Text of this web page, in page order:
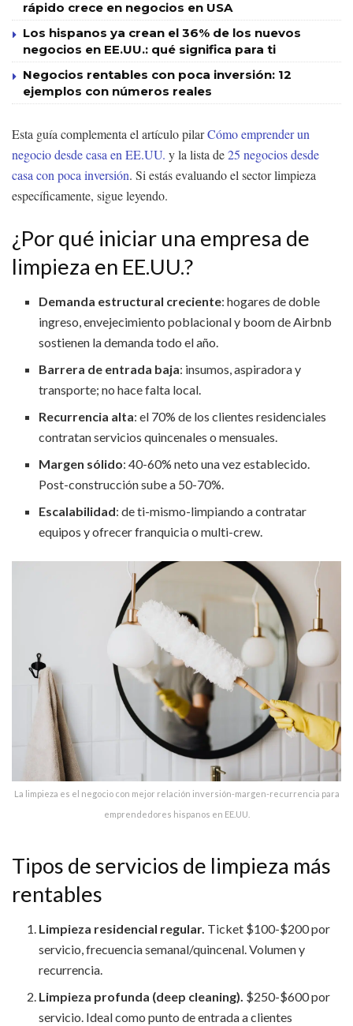
rápido crece en negocios en USA
Los hispanos ya crean el 36% de los nuevos
negocios en EE.UU.: qué significa para ti
Negocios rentables con poca inversión: 12
ejemplos con números reales
Esta guía complementa el artículo pilarCómo emprender un
negocio desde casa en EE.UU. y la lista de25 negocios desde
casa con poca inversión. Si estás evaluando el sector limpieza
específicamente, sigue leyendo.
¿Por qué iniciar una empresa de
limpieza en EE.UU.?
Demanda estructural creciente: hogares de doble
ingreso, envejecimiento poblacional y boom de Airbnb
sostienen la demanda todo el año.
Barrera de entrada baja: insumos, aspiradora y
transporte; no hace falta local.
Recurrencia alta: el 70% de los clientes residenciales
contratan servicios quincenales o mensuales.
Margen sólido: 40-60% neto una vez establecido.
Post-construcción sube a 50-70%.
Escalabilidad: de ti-mismo-limpiando a contratar
equipos y ofrecer franquicia o multi-crew.
La limpieza es el negocio con mejor relación inversión-margen-recurrencia para
emprendedores hispanos en EE.UU.
Tipos de servicios de limpieza más
rentables
Limpieza residencial regular. Ticket $100-$200 por
servicio, frecuencia semanal/quincenal. Volumen y
recurrencia.
Limpieza profunda (deep cleaning). $250-$600 por
servicio. Ideal como punto de entrada a clientes